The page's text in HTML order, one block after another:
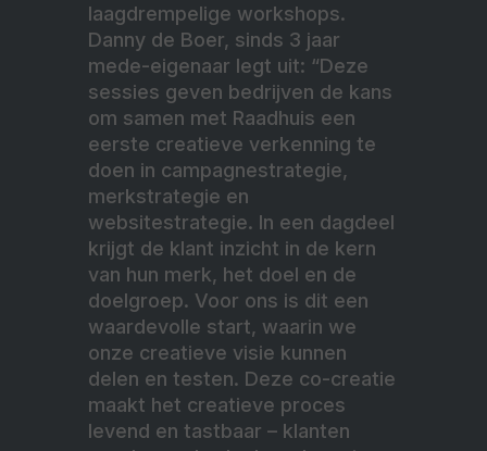
laagdrempelige workshops.
Danny de Boer, sinds 3 jaar
mede-eigenaar legt uit: “Deze
sessies geven bedrijven de kans
om samen met Raadhuis een
eerste creatieve verkenning te
doen in campagnestrategie,
merkstrategie en
websitestrategie. In een dagdeel
krijgt de klant inzicht in de kern
van hun merk, het doel en de
doelgroep. Voor ons is dit een
waardevolle start, waarin we
onze creatieve visie kunnen
delen en testen. Deze co-creatie
maakt het creatieve proces
levend en tastbaar – klanten